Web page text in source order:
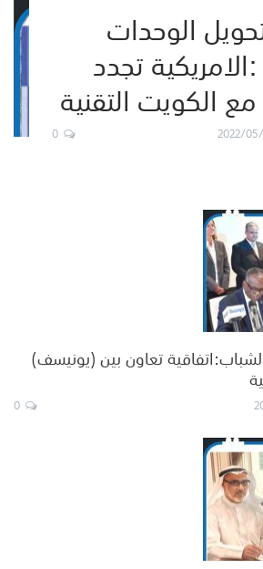
الوحدات
تجدد
مع الكويت التقنية
2022/
0
تعاون بين (يونيسف)